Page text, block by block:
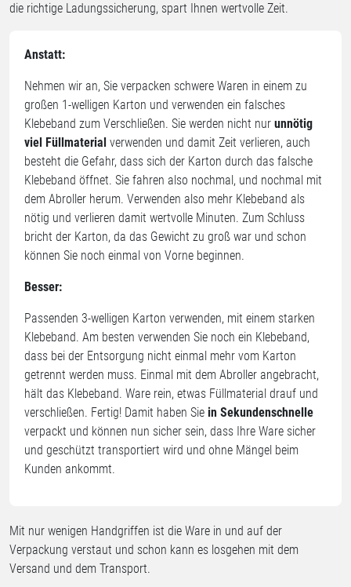
die richtige Ladungssicherung, spart Ihnen wertvolle Zeit.
Anstatt:
Nehmen wir an, Sie verpacken schwere Waren in einem zu
großen 1-welligen Karton und verwenden ein falsches
Klebeband zum Verschließen. Sie werden nicht nur unnötig
viel Füllmaterial verwenden und damit Zeit verlieren, auch
besteht die Gefahr, dass sich der Karton durch das falsche
Klebeband öffnet. Sie fahren also nochmal, und nochmal mit
dem Abroller herum. Verwenden also mehr Klebeband als
nötig und verlieren damit wertvolle Minuten. Zum Schluss
bricht der Karton, da das Gewicht zu groß war und schon
können Sie noch einmal von Vorne beginnen.
Besser:
Passenden 3-welligen Karton verwenden, mit einem starken
Klebeband. Am besten verwenden Sie noch ein Klebeband,
dass bei der Entsorgung nicht einmal mehr vom Karton
getrennt werden muss. Einmal mit dem Abroller angebracht,
hält das Klebeband. Ware rein, etwas Füllmaterial drauf und
verschließen. Fertig! Damit haben Sie in Sekundenschnelle
verpackt und können nun sicher sein, dass Ihre Ware sicher
und geschützt transportiert wird und ohne Mängel beim
Kunden ankommt.
Mit nur wenigen Handgriffen ist die Ware in und auf der
Verpackung verstaut und schon kann es losgehen mit dem
Versand und dem Transport.